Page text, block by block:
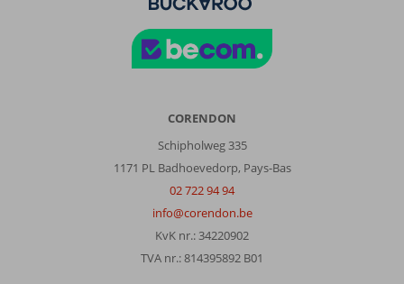
CORENDON
Schipholweg 335
1171 PL Badhoevedorp, Pays-Bas
02 722 94 94
info@corendon.be
KvK nr.: 34220902
TVA nr.: 814395892 B01